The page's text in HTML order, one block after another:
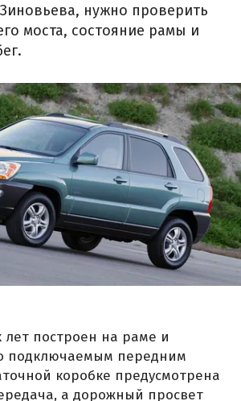
нужно проверить
моста, состояние рамы и
лет построен на раме и
подключаемым передним
коробке предусмотрена
а дорожный просвет